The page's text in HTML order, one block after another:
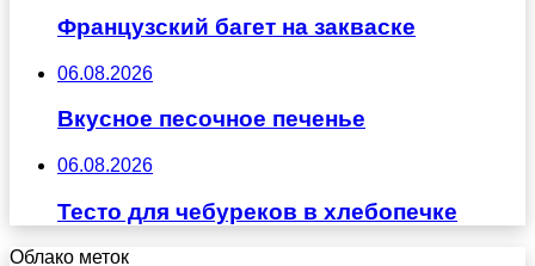
Французский багет на закваске
06.08.2026
Вкусное песочное печенье
06.08.2026
Тесто для чебуреков в хлебопечке
Облако меток